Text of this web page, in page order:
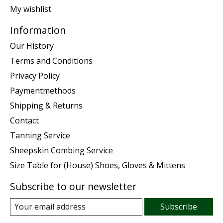
My wishlist
Information
Our History
Terms and Conditions
Privacy Policy
Paymentmethods
Shipping & Returns
Contact
Tanning Service
Sheepskin Combing Service
Size Table for (House) Shoes, Gloves & Mittens
Subscribe to our newsletter
Subscribe